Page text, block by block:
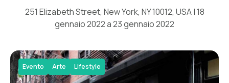
251 Elizabeth Street, New York, NY 10012, USA | 18
gennaio 2022 a 23 gennaio 2022
Evento Arte Lifestyle